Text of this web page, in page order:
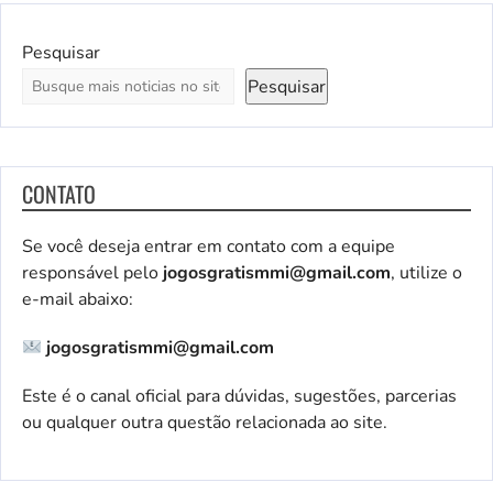
Pesquisar
Pesquisar
CONTATO
Se você deseja entrar em contato com a equipe
responsável pelo jogosgratismmi@gmail.com, utilize o
e-mail abaixo:
jogosgratismmi@gmail.com
Este é o canal oficial para dúvidas, sugestões, parcerias
ou qualquer outra questão relacionada ao site.